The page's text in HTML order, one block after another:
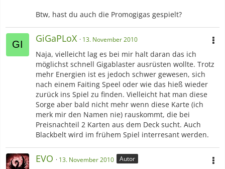
Btw, hast du auch die Promogigas gespielt?
GiGaPLoX 13. November 2010
Naja, vielleicht lag es bei mir halt daran das ich
möglichst schnell Gigablaster ausrüsten wollte. Trotz
mehr Energien ist es jedoch schwer gewesen, sich
nach einem Faiting Speel oder wie das hieß wieder
zurück ins Spiel zu finden. Vielleicht hat man diese
Sorge aber bald nicht mehr wenn diese Karte (ich
merk mir den Namen nie) rauskommt, die bei
Preisnachteil 2 Karten aus dem Deck sucht. Auch
Blackbelt wird im frühem Spiel interresant werden.
EVO 13. November 2010 Autor